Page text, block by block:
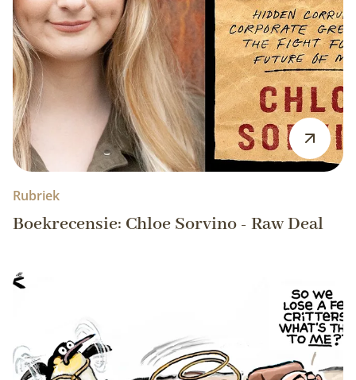
Rubriek
Boekrecensie: Chloe Sorvino - Raw Deal